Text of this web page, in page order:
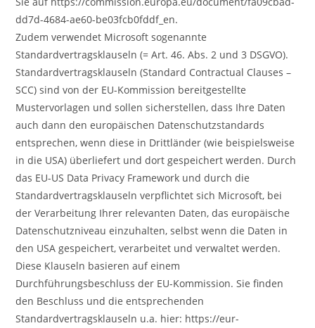
dd7d-4684-ae60-be03fcb0fddf_en.
Zudem verwendet Microsoft sogenannte
Standardvertragsklauseln (= Art. 46. Abs. 2 und 3 DSGVO).
Standardvertragsklauseln (Standard Contractual Clauses –
SCC) sind von der EU-Kommission bereitgestellte
Mustervorlagen und sollen sicherstellen, dass Ihre Daten
auch dann den europäischen Datenschutzstandards
entsprechen, wenn diese in Drittländer (wie beispielsweise
in die USA) überliefert und dort gespeichert werden. Durch
das EU-US Data Privacy Framework und durch die
Standardvertragsklauseln verpflichtet sich Microsoft, bei
der Verarbeitung Ihrer relevanten Daten, das europäische
Datenschutzniveau einzuhalten, selbst wenn die Daten in
den USA gespeichert, verarbeitet und verwaltet werden.
Diese Klauseln basieren auf einem
Durchführungsbeschluss der EU-Kommission. Sie finden
den Beschluss und die entsprechenden
Standardvertragsklauseln u.a. hier: https://eur-